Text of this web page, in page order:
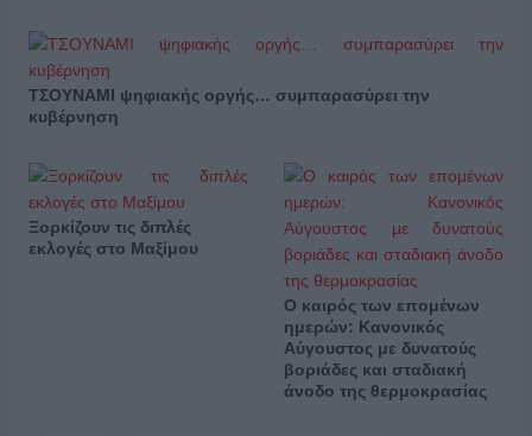
ΤΣΟΥΝΑΜΙ ψηφιακής οργής… συμπαρασύρει την
κυβέρνηση
Ξορκίζουν τις διπλές
εκλογές στο Μαξίμου
Ο καιρός των επομένων
ημερών: Κανονικός
Αύγουστος με δυνατούς
βοριάδες και σταδιακή
άνοδο της θερμοκρασίας